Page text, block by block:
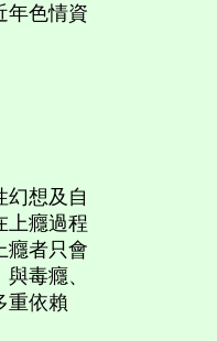
年色情資
想及自
上癮過程
癮者只會
毒癮、
重依賴